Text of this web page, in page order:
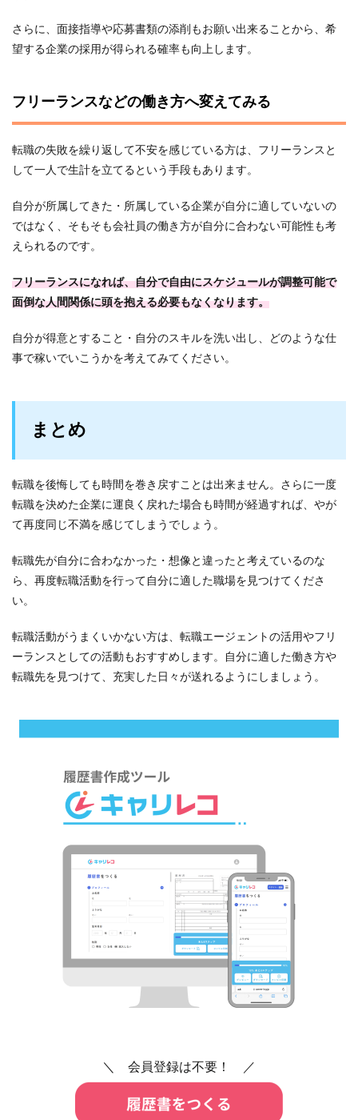
さらに、面接指導や応募書類の添削もお願い出来ることから、希
望する企業の採用が得られる確率も向上します。
フリーランスなどの働き方へ変えてみる
転職の失敗を繰り返して不安を感じている方は、フリーランスと
して一人で生計を立てるという手段もあります。
自分が所属してきた・所属している企業が自分に適していないの
ではなく、そもそも会社員の働き方が自分に合わない可能性も考
えられるのです。
フリーランスになれば、自分で自由にスケジュールが調整可能で
面倒な人間関係に頭を抱える必要もなくなります。
自分が得意とすること・自分のスキルを洗い出し、どのような仕
事で稼いでいこうかを考えてみてください。
まとめ
転職を後悔しても時間を巻き戻すことは出来ません。さらに一度
転職を決めた企業に運良く戻れた場合も時間が経過すれば、やが
て再度同じ不満を感じてしまうでしょう。
転職先が自分に合わなかった・想像と違ったと考えているのな
ら、再度転職活動を行って自分に適した職場を見つけてくださ
い。
転職活動がうまくいかない方は、転職エージェントの活用やフリ
ーランスとしての活動もおすすめします。自分に適した働き方や
転職先を見つけて、充実した日々が送れるようにしましょう。
＼ 会員登録は不要！ ／